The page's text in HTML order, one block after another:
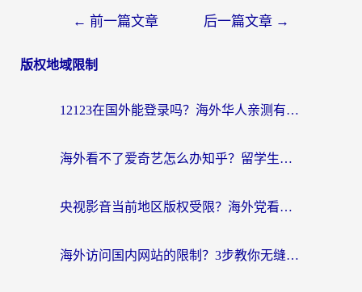
导
← 前一篇文章 后一篇文章 →
版权地域限制
12123在国外能登录吗？海外华人亲测有效的回国加速器选择指南
海外看不了爱奇艺怎么办知乎？留学生亲测有效的回国加速方案
央视影音当前地区版权受限？海外党看国内剧、追电视台的终极解决方案
海外访问国内网站的限制？3步教你无缝解锁国内资源（附实测最优工具）